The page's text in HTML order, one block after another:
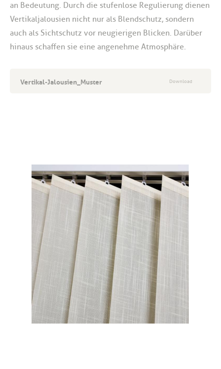
an Bedeutung. Durch die stufenlose Regulierung dienen
Vertikaljalousien nicht nur als Blendschutz, sondern
auch als Sichtschutz vor neugierigen Blicken. Darüber
hinaus schaffen sie eine angenehme Atmosphäre.
Vertikal-Jalousien_Muster Download